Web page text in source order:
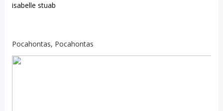
isabelle stuab
Pocahontas, Pocahontas